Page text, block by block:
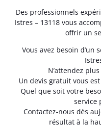
Des professionnels
Istres – 13118 vous
offrir un
Vous avez besoin d’un
N’attendez
Un devis gratuit vous
Quel que soit votre
service
Contactez-nous dès
résultat à la